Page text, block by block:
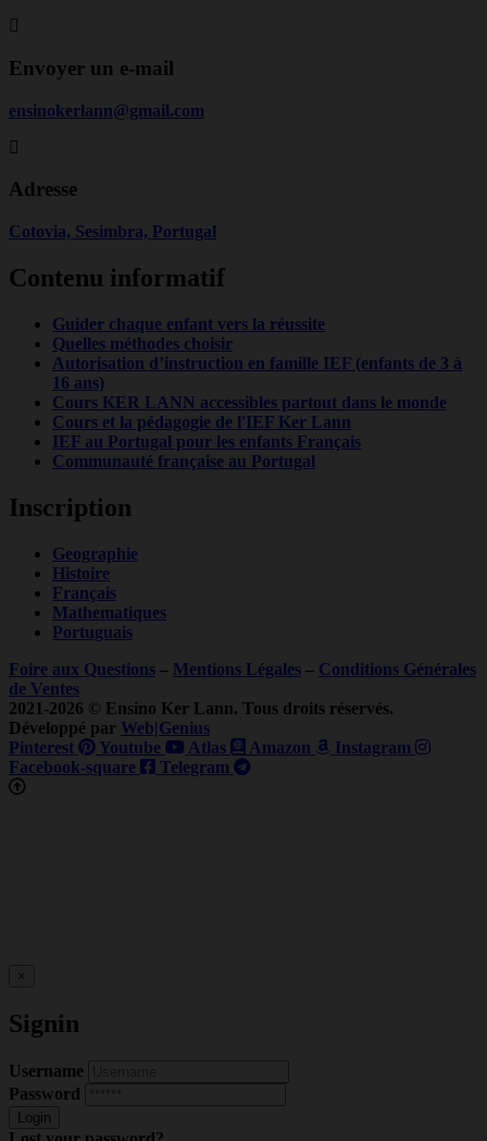
Envoyer un e-mail
ensinokerlann@gmail.com
Adresse
Cotovia, Sesimbra, Portugal
Contenu informatif
Guider chaque enfant vers la réussite
Quelles méthodes choisir
Autorisation d’instruction en famille IEF (enfants de 3 à
16 ans)
Cours KER LANN accessibles partout dans le monde
Cours et la pédagogie de l'IEF Ker Lann
IEF au Portugal pour les enfants Français
Communauté française au Portugal
Inscription
Geographie
Histoire
Français
Mathematiques
Portuguais
Foire aux Questions – Mentions Légales – Conditions Générales
de Ventes
2021-2026 © Ensino Ker Lann. Tous droits réservés.
Développé par Web|Genius
Pinterest
Youtube Atlas Amazon
Instagram
Facebook-square
Telegram
×
Signin
Username
Password